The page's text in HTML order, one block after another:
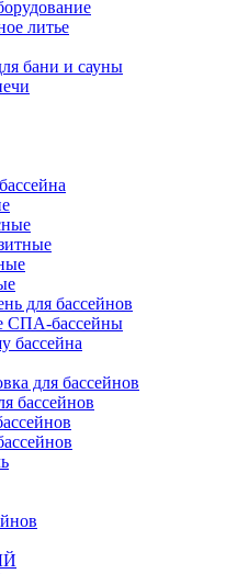
литье
бани и сауны
для бассейнов
СПА-бассейны
бассейна
для бассейнов
бассейнов